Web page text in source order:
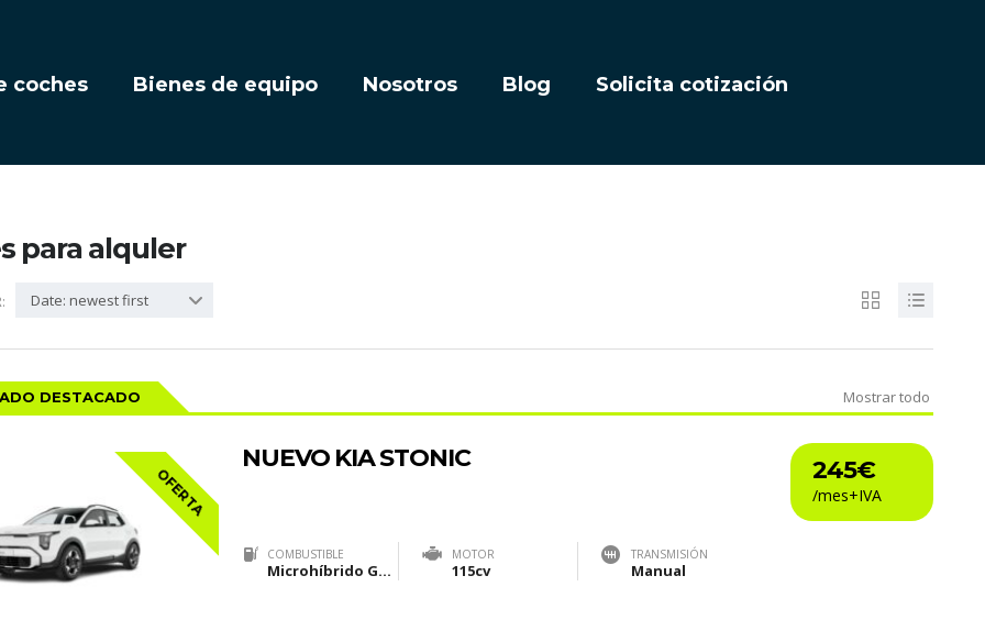
coches Bienes de equipo Nosotros Blog Solicita cotización
para alquler
Date: newest first
DESTACADO Mostrar todo
OFERTA 245€
NUEVO KIA STONIC
COMBUSTIBLE
Microhíbrido Gasolina (MHEV)
MOTOR
115cv
TRANSMISIÓN
Manual